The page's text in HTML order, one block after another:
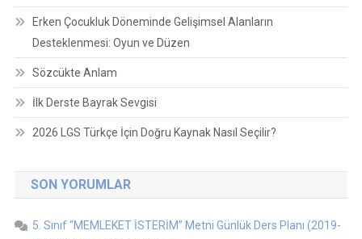
Erken Çocukluk Döneminde Gelişimsel Alanların
Desteklenmesi: Oyun ve Düzen
Sözcükte Anlam
İlk Derste Bayrak Sevgisi
2026 LGS Türkçe İçin Doğru Kaynak Nasıl Seçilir?
SON YORUMLAR
5. Sınıf “MEMLEKET İSTERİM” Metni Günlük Ders Planı (2019-